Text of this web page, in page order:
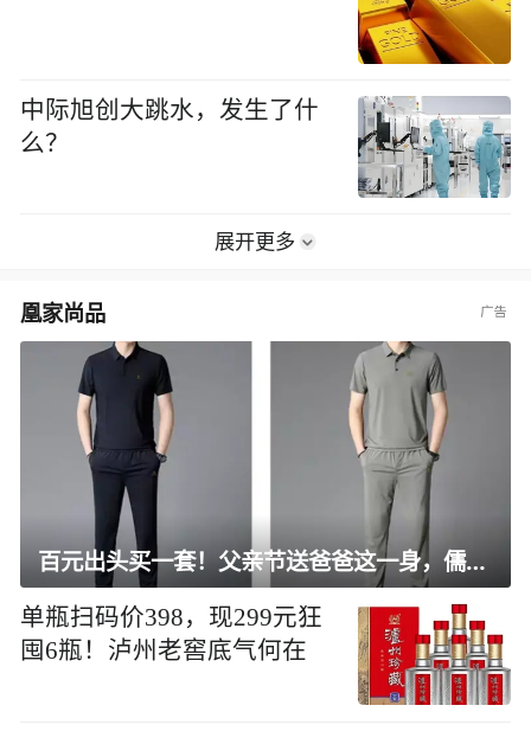
中际旭创大跳水，发生了什
么？
展开更多
凰家尚品
百元出头买一套！父亲节送爸爸这一身，儒雅有型还凉爽
单瓶扫码价398，现299元狂
囤6瓶！泸州老窖底气何在